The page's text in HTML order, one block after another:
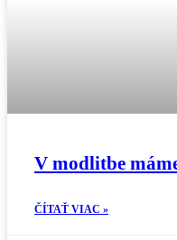
V modlitbe
ČÍTAŤ VIAC »